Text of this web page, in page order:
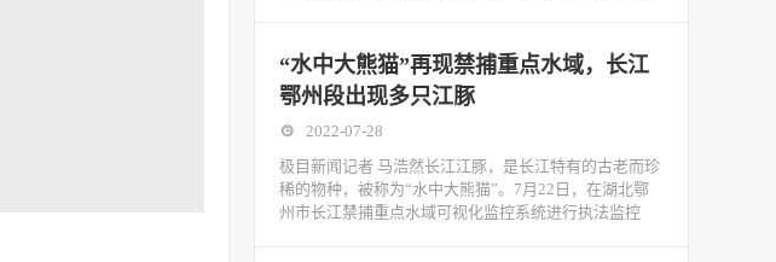
“水中大熊猫”再现禁捕重点水域，长江
鄂州段出现多只江豚
2022-07-28
极目新闻记者 马浩然长江江豚，是长江特有的古老而珍
稀的物种，被称为“水中大熊猫”。7月22日，在湖北鄂
州市长江禁捕重点水域可视化监控系统进行执法监控